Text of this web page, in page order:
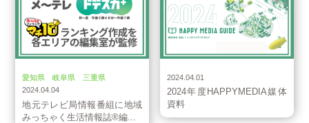
愛知県 岐阜県 三重県
2024.04.04
地元テレビ局情報番組に地域
みっちゃく生活情報誌®編...
2024.04.01
2024年度HAPPYMEDIA媒体
資料